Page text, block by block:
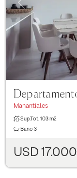
Manantiales
Sup.Tot. 103 m2
Baño 3
USD 17.000